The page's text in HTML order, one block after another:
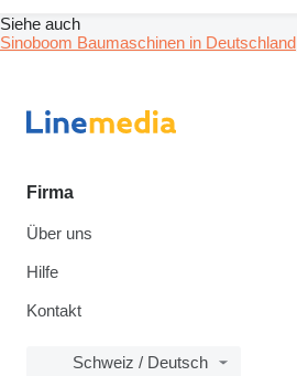
Siehe auch
Sinoboom Baumaschinen in Deutschland
Firma
Über uns
Hilfe
Kontakt
Schweiz / Deutsch